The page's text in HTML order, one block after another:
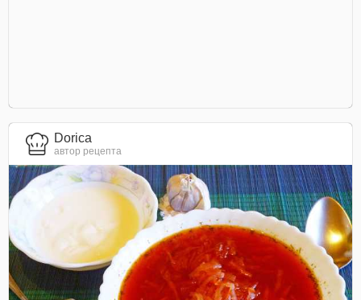
Dorica
автор рецепта